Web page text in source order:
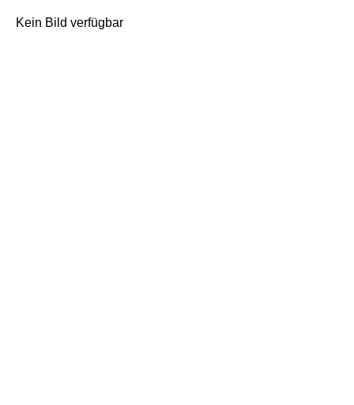
Kein Bild verfügbar